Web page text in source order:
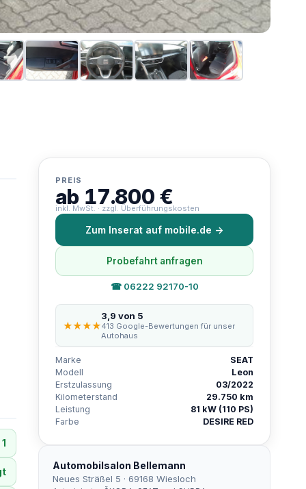
1
PREIS
ab 17.800 €
inkl. MwSt. · zzgl. Überführungskosten
Zum Inserat auf mobile.de →
Probefahrt anfragen
☎ 06222 92170-10
★★★★
3,9 von 5
413 Google-Bewertungen für unser
Autohaus
Marke
SEAT
Modell
Leon
Erstzulassung
03/2022
Kilometerstand
29.750 km
Leistung
81 kW (110 PS)
Farbe
DESIRE RED
Automobilsalon Bellemann
Neues Sträßel 5 · 69168 Wiesloch